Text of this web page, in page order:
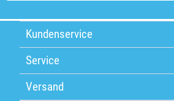
Kundenservice
Service
Versand